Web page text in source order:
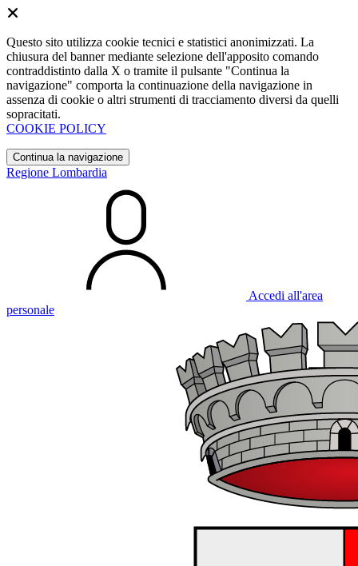
Questo sito utilizza cookie tecnici e statistici anonimizzati. La
chiusura del banner mediante selezione dell'apposito comando
contraddistinto dalla X o tramite il pulsante "Continua la
navigazione" comporta la continuazione della navigazione in
assenza di cookie o altri strumenti di tracciamento diversi da quelli
sopracitati.
COOKIE POLICY
Continua la navigazione
Regione Lombardia
Accedi all'area
personale